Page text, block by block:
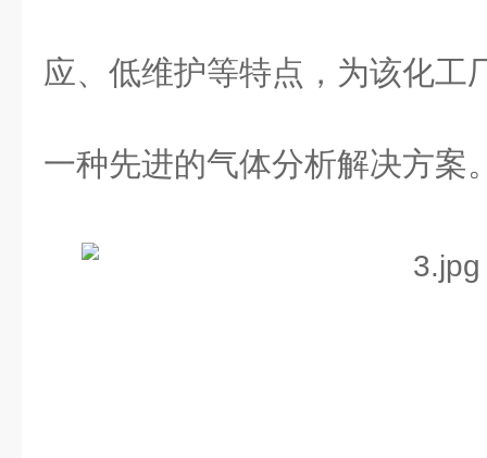
应、低维护等特点，为该化工
一种先进的气体分析解决方案